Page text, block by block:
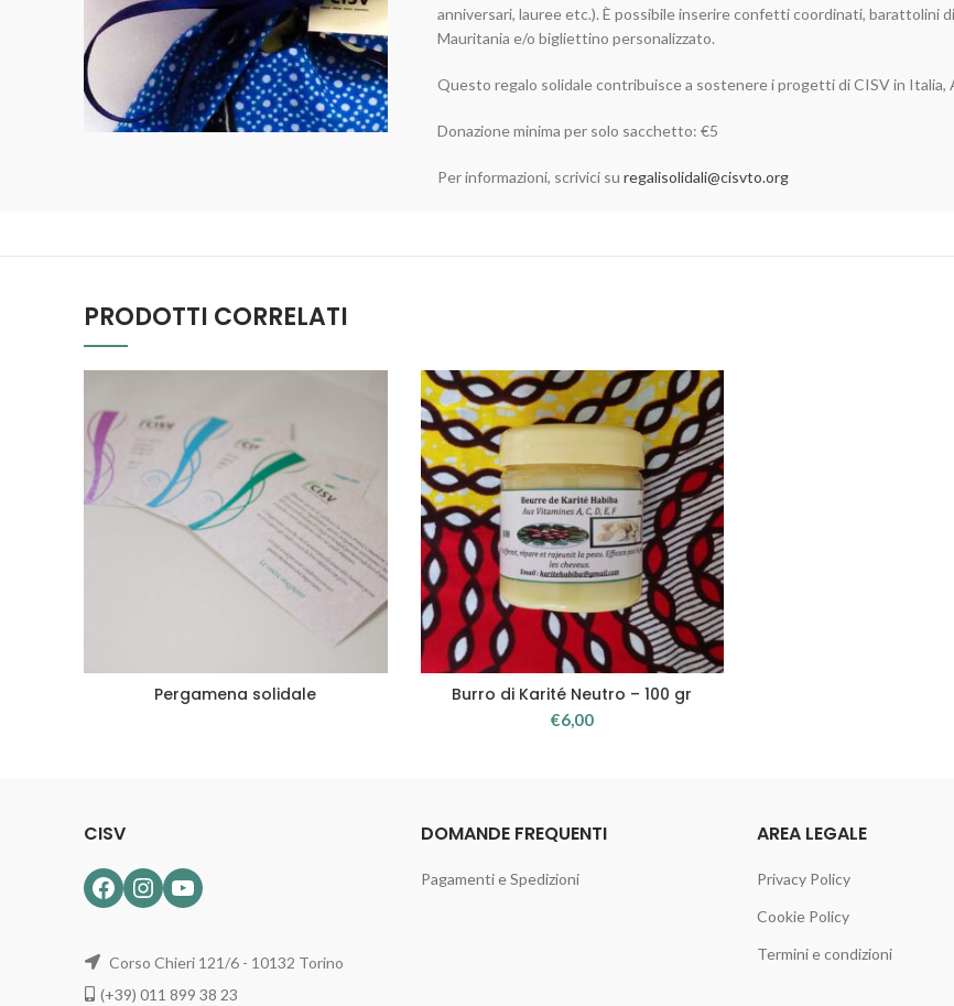
anniversari, lauree etc.). È possibile inserire confetti coordinati, barattolini
Mauritania e/o bigliettino personalizzato.
Questo regalo solidale contribuisce a sostenere i progetti di CISV in Italia,
Donazione minima per solo sacchetto: €5
Per informazioni, scrivici su regalisolidali@cisvto.org
PRODOTTI CORRELATI
LEGGI TUTTO
Pergamena solidale AGGIUNGI AL CARRELLO
Burro di Karité Neutro – 100 gr
€6,00
CISV
Facebook
Instagram
YouTube
Corso Chieri 121/6 - 10132 Torino
(+39) 011 899 38 23
DOMANDE FREQUENTI
Pagamenti e Spedizioni
AREA LEGALE
Privacy Policy
Cookie Policy
Termini e condizioni